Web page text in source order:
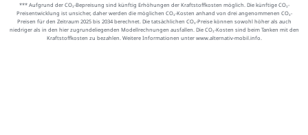
*** Aufgrund der CO₂-Bepreisung sind künftig Erhöhungen der Kraftstoffkosten möglich. Die künftige CO₂-
Preisentwicklung ist unsicher, daher werden die möglichen CO₂-Kosten anhand von drei angenommenen CO₂-
Preisen für den Zeitraum 2025 bis 2034 berechnet. Die tatsächlichen CO₂-Preise können sowohl höher als auch
niedriger als in den hier zugrundeliegenden Modellrechnungen ausfallen. Die CO₂-Kosten sind beim Tanken mit den
Kraftstoffkosten zu bezahlen. Weitere Informationen unter www.alternativ-mobil.info.